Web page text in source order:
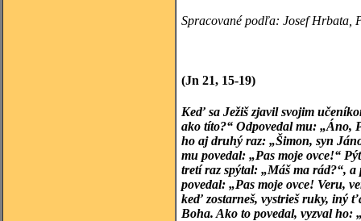
Spracované podľa: Josef Hrbata,
(Jn 21, 15-19)
Keď sa Ježiš zjavil svojim
ako títo?“ Odpovedal mu: „Áno,
ho aj druhý raz: „Šimon, syn
mu povedal: „Pas moje ovce!“
tretí raz spýtal: „Máš ma rád?“, a
povedal: „Pas moje ovce! Veru,
keď zostarneš, vystrieš ruky, iný
Boha. Ako to povedal, vyzval ho: